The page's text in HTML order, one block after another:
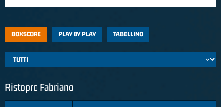
BOXSCORE PLAY BY PLAY TABELLINO
Ristopro Fabriano